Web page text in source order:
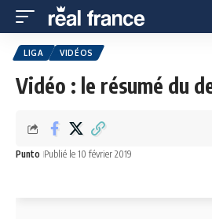
LIGA VIDÉOS
Vidéo : le résumé du
Punto Publié le 10 février 2019